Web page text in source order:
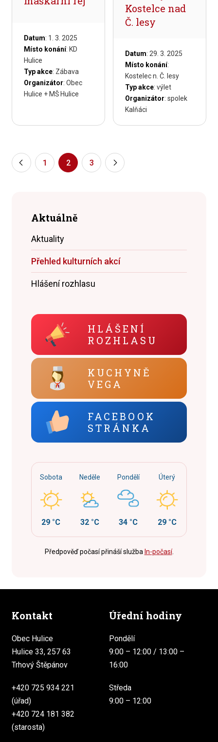
Datum: 1. 3. 2025
Místo konání: KD
Hulice
Typ akce: Zábava
Organizátor: Obec
Hulice + MŠ Hulice
Kostelce nad
Č. lesy
Datum: 29. 3. 2025
Místo konání:
Kostelec n. Č. lesy
Typ akce: výlet
Organizátor: spolek
Kalňáci
« 1 2 3 »
Aktuálně
Aktuality
Přehled kulturních akcí
Hlášení rozhlasu
HLÁŠENÍ
ROZHLASU
KUCHYNĚ
VEGA
FACEBOOK
STRÁNKA
Sobota
29 °C
Neděle
32 °C
Pondělí
34 °C
Úterý
29 °C
Předpověď počasí přináší služba In-počasí.
Kontakt
Obec Hulice
Hulice 33, 257 63
Trhový Štěpánov
+420 725 934 221
(úřad)
+420 724 181 382
(starosta)
Úřední hodiny
Pondělí
9:00 – 12:00 / 13:00 –
16:00
Středa
9:00 – 12:00